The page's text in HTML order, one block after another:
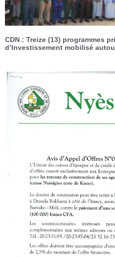
CDN : Treize (13) programmes
d’Investissement mobilisé